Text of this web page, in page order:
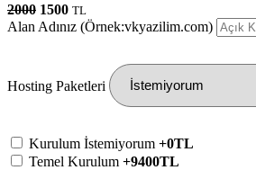
2000 1500 TL
Alan Adınız (Örnek:vkyazilim.com)
Hosting Paketleri
Kurulum İstemiyorum +0TL
Temel Kurulum +9400TL